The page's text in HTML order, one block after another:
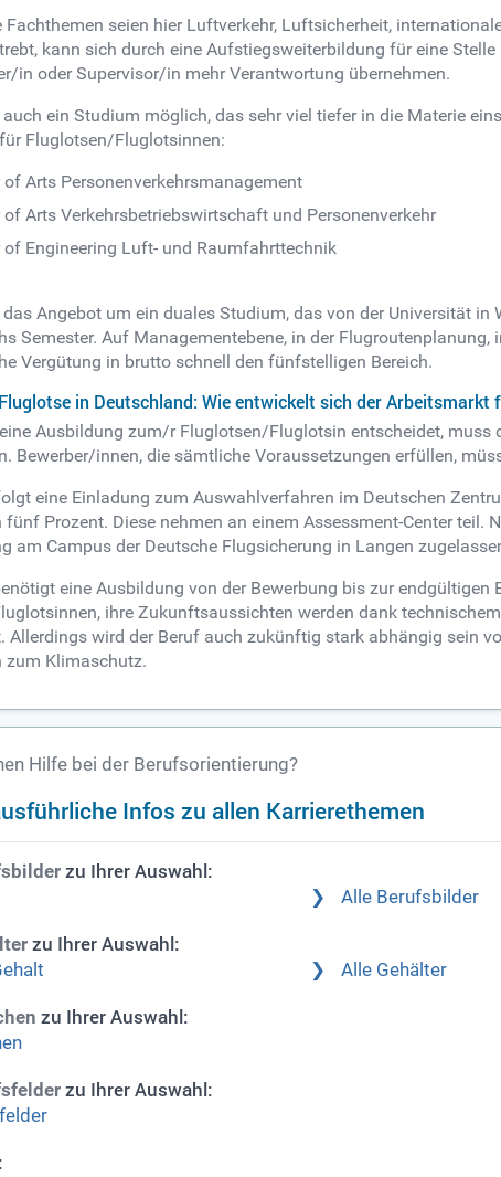
seien hier Luftverkehr, Luftsicherheit,
kann sich durch eine Aufstiegsweiterbildung für eine
in oder Supervisor/in mehr Verantwortung übernehmen.
ein Studium möglich, das sehr viel tiefer in die Materie
Fluglotsen/Fluglotsinnen:
of Arts Personenverkehrsmanagement
of Arts Verkehrsbetriebswirtschaft und Personenverkehr
of Engineering Luft- und Raumfahrttechnik
Angebot um ein duales Studium, das von der Universität
Semester. Auf Managementebene, in der
Vergütung in brutto schnell den fünfstelligen Bereich.
in Deutschland: Wie entwickelt sich der Arbeitsmarkt
Ausbildung zum/r Fluglotsen/Fluglotsin entscheidet,
Bewerber/innen, die sämtliche Voraussetzungen erfüllen,
eine Einladung zum Auswahlverfahren im Deutschen
fünf Prozent. Diese nehmen an einem Assessment-Center
am Campus der Deutsche Flugsicherung in Langen
eine Ausbildung von der Bewerbung bis zur
ihre Zukunftsaussichten werden dank
Allerdings wird der Beruf auch zukünftig stark abhängig sein
zum Klimaschutz.
Hilfe bei der Berufsorientierung?
Infos zu allen Karrierethemen
zu Ihrer Auswahl:
Alle Berufsbilder
zu Ihrer Auswahl:
Alle Gehälter
zu Ihrer Auswahl:
zu Ihrer Auswahl: